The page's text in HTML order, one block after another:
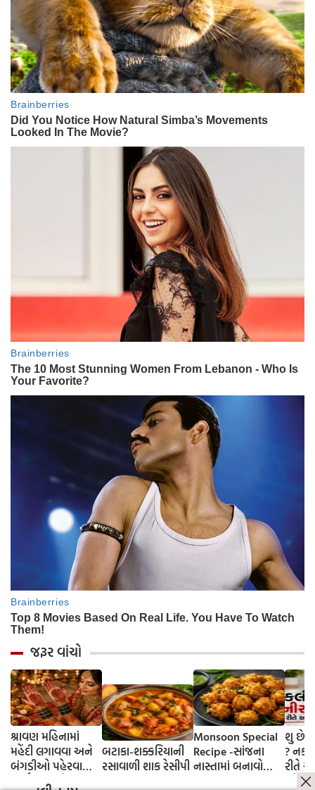
જરૂર વાંચો
શ્રાવણ મહિનામાં
મહેંદી લગાવવા અને
બંગડીઓ પહેરવાના
ધાર્મિક કારણો
બટાકા-શક્કરિયાની
રસાવાળી શાક રેસીપી
Monsoon Special
Recipe -સાંજના
નાસ્તામાં બનાવો
શુ છે
?
રીતે